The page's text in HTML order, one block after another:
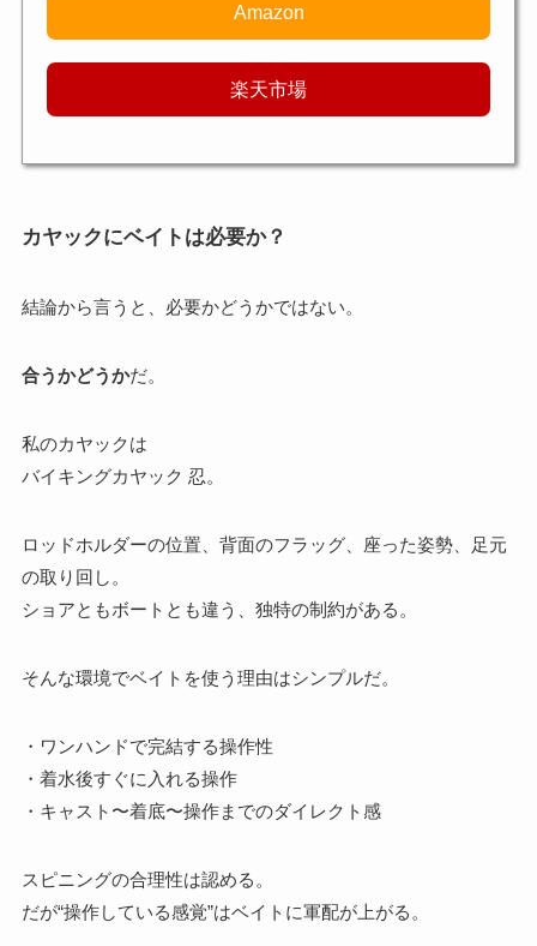
Amazon
楽天市場
カヤックにベイトは必要か？
結論から言うと、必要かどうかではない。
合うかどうかだ。
私のカヤックは
バイキングカヤック 忍。
ロッドホルダーの位置、背面のフラッグ、座った姿勢、足元
の取り回し。
ショアともボートとも違う、独特の制約がある。
そんな環境でベイトを使う理由はシンプルだ。
・ワンハンドで完結する操作性
・着水後すぐに入れる操作
・キャスト〜着底〜操作までのダイレクト感
スピニングの合理性は認める。
だが“操作している感覚”はベイトに軍配が上がる。